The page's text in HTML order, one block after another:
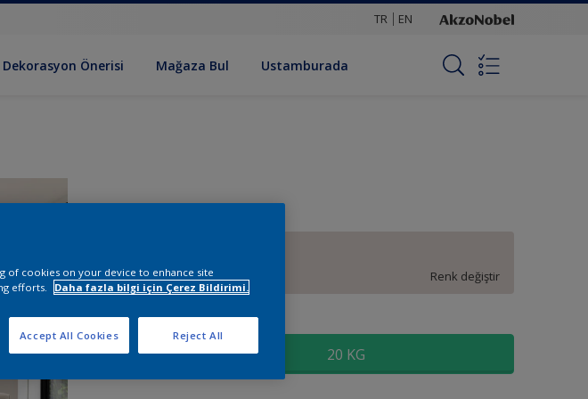
TR EN
Dekorasyon Önerisi Mağaza Bul Ustamburada
Renk değiştir
20 KG
of cookies on your device to enhance site
efforts.
Daha fazla bilgi için Çerez Bildirimi.
Reject All
Accept All Cookies